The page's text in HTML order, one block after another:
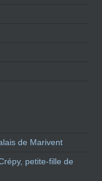
de Marivent
petite-fille de